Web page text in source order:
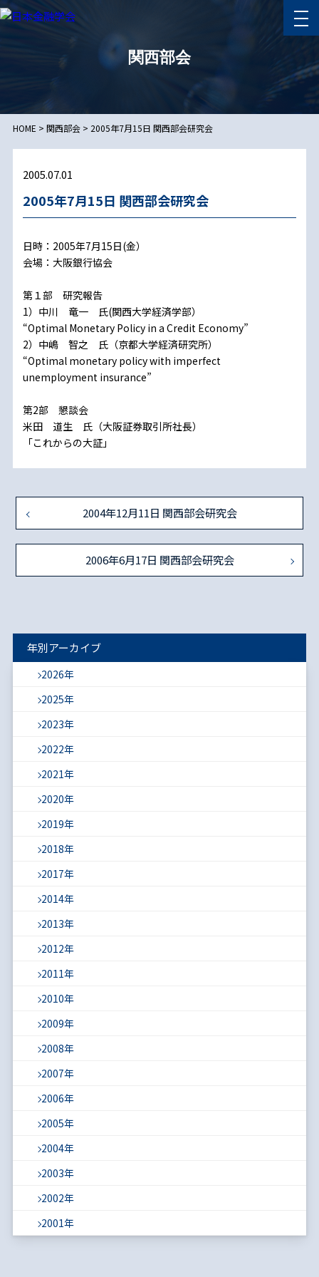
関西部会
HOME > 関西部会> 2005年7月15日 関西部会研究会
2005.07.01
2005年7月15日 関西部会研究会
日時：2005年7月15日(金）
会場：大阪銀行協会
第１部 研究報告
1）中川 竜一 氏(関西大学経済学部）
“Optimal Monetary Policy in a Credit Economy”
2）中嶋 智之 氏（京都大学経済研究所）
“Optimal monetary policy with imperfect
unemployment insurance”
第2部 懇談会
米田 道生 氏（大阪証券取引所社長）
「これからの大証」
2004年12月11日 関西部会研究会
2006年6月17日 関西部会研究会
年別アーカイブ
2026年
2025年
2023年
2022年
2021年
2020年
2019年
2018年
2017年
2014年
2013年
2012年
2011年
2010年
2009年
2008年
2007年
2006年
2005年
2004年
2003年
2002年
2001年